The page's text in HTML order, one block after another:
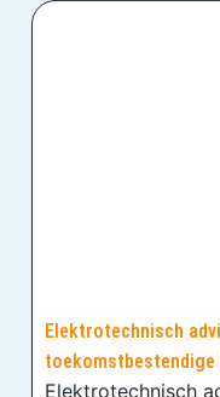
Elektrotechnisch
Elektrotechnisch